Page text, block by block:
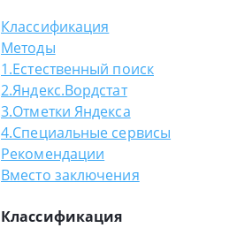
Классификация
Методы
1.Естественный поиск
2.Яндекс.Вордстат
3.Отметки Яндекса
4.Специальные сервисы
Рекомендации
Вместо заключения
Классификация